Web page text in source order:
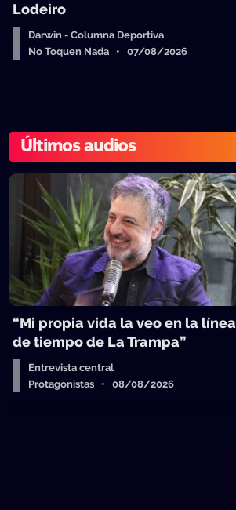
Lodeiro
Darwin - Columna Deportiva
No Toquen Nada • 07/08/2026
Últimos audios
“Mi propia vida la veo en la línea
de tiempo de La Trampa”
Entrevista central
Protagonistas • 08/08/2026